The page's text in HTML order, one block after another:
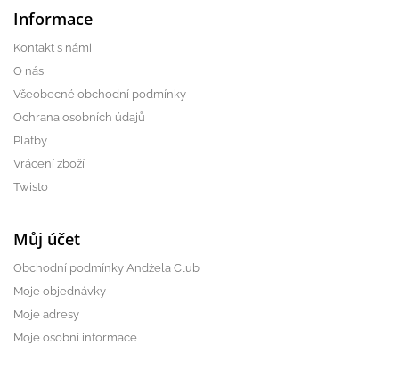
Informace
Kontakt s námi
O nás
Všeobecné obchodní podmínky
Ochrana osobních údajů
Platby
Vrácení zboží
Twisto
Můj účet
Obchodní podmínky Andżela Club
Moje objednávky
Moje adresy
Moje osobní informace